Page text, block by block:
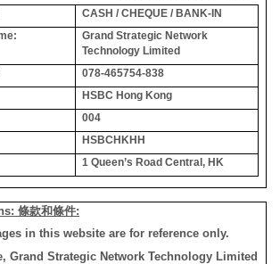
CASH / CHEQUE / BANK-IN
Grand Strategic Network
Technology Limited
078-465754-838
HSBC Hong Kong
004
HSBCHKHH
1 Queen’s Road Central, HK
條款和條件:
in this website are for reference only.
Grand Strategic Network Technology Limited